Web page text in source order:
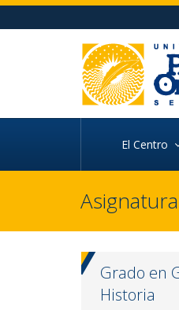
Ir al contenido principal de la
Ir al pie de la página (alt + p)
Ir al menú principal (alt + u)
El Centro
Grado en
Historia